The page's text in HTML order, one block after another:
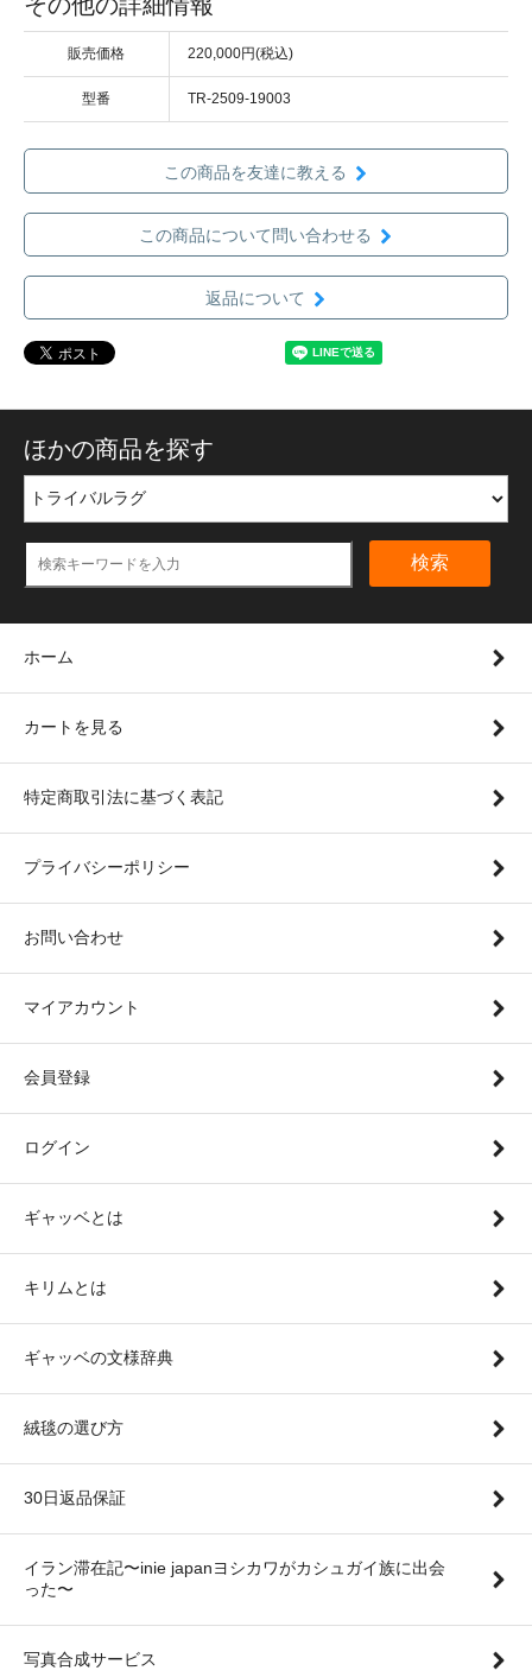
販売価格 220,000円(税込)
型番 TR-2509-19003
この商品を友達に教える
この商品について問い合わせる
返品について
ほかの商品を探す
検索
ホーム
カートを見る
特定商取引法に基づく表記
プライバシーポリシー
お問い合わせ
マイアカウント
会員登録
ログイン
ギャッベとは
キリムとは
ギャッベの文様辞典
絨毯の選び方
30日返品保証
イラン滞在記〜inie japanヨシカワがカシュガイ族に出会
った〜
写真合成サービス